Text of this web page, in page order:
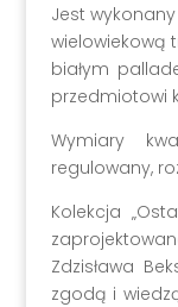
Jest
wielowiekową
białym
przedmiotowi
Wymiary
regulowany,
Kolekcja
Zdzisława
zgodą i